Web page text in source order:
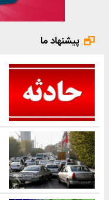
پیشنهاد ما